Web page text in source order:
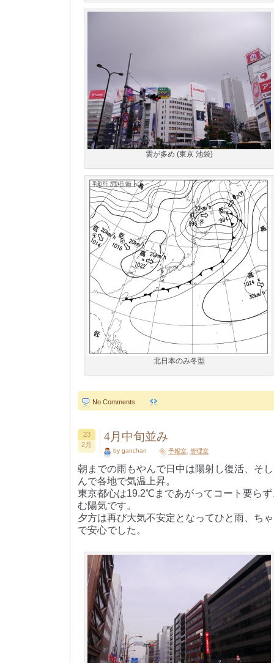
雲が多め (東京 池袋)
北日本のみ冬型
No Comments
23
2月
4月中旬並み
by ganchan 予報室 管理室
朝までの雨もやんで日中は陽射し復活、そ
んで各地で気温上昇。
東京都心は19.2℃まであがってコート要ら
む陽気です。
夕方は再び大気不安定となってひと雨、ち
で安心でした。